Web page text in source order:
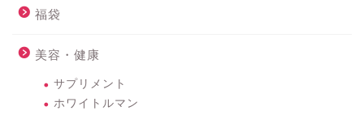
福袋
美容・健康
サプリメント
ホワイトルマン